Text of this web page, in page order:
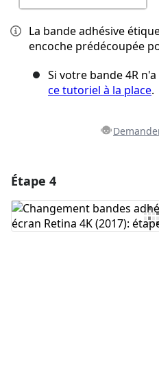
La bande adhésive
encoche prédécoupée
Si votre bande 4R
ce tutoriel à la place.
Ajouter un
Étape 4